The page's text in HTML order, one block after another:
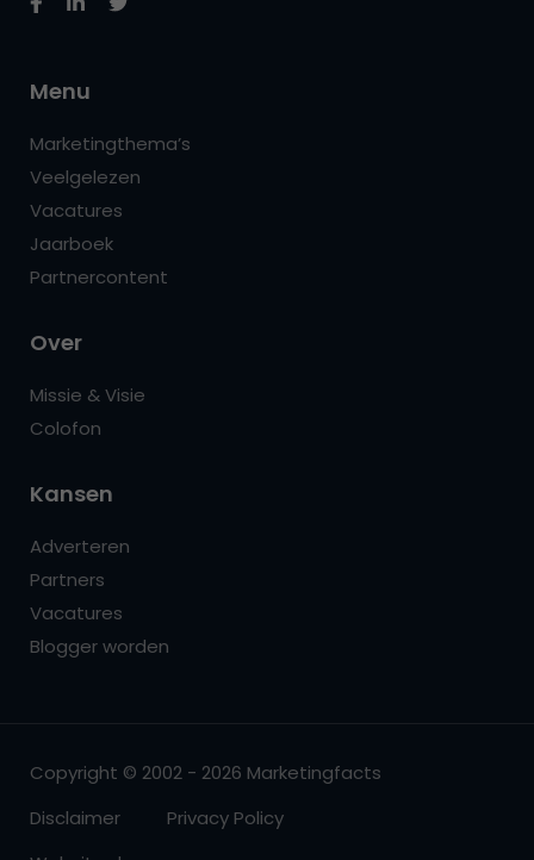
Menu
Marketingthema’s
Veelgelezen
Vacatures
Jaarboek
Partnercontent
Over
Missie & Visie
Colofon
Kansen
Adverteren
Partners
Vacatures
Blogger worden
Copyright © 2002 - 2026 Marketingfacts
Disclaimer
Privacy Policy